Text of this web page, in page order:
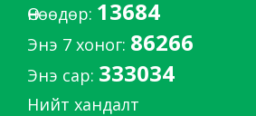
Өнөөдөр: 13684
Энэ 7 хоног: 86266
Энэ сар: 333034
Нийт хандалт